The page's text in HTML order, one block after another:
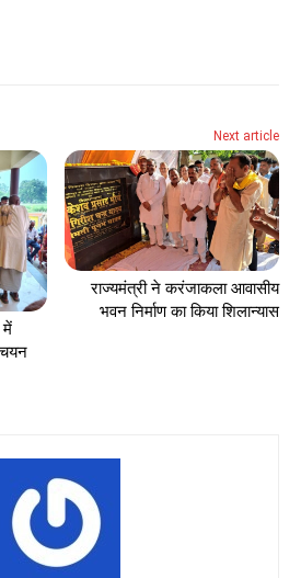
में
चयन
Next article
राज्यमंत्री ने करंजाकला आवासीय
भवन निर्माण का किया शिलान्यास